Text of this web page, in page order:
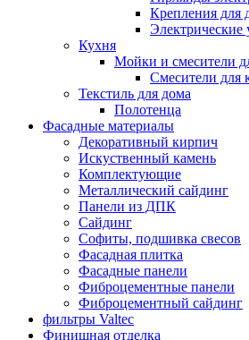
Крепления для
Электрические
Кухня
Мойки и смесители
Смесители для
Текстиль для дома
Полотенца
Фасадные материалы
Декоративный кирпич
Искуственный камень
Комплектующие
Металлический сайдинг
Панели из ДПК
Сайдинг
Софиты, подшивка свесов
Фасадная плитка
Фасадные панели
Фиброцементные панели
Фиброцементный сайдинг
фильтры Valtec
Финишная отделка